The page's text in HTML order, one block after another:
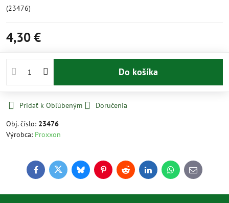
(23476)
4,30 €
Do košíka
Pridať k Obľúbeným
Doručenia
Obj. číslo: 23476
Výrobca: Proxxon
FacebookTwitterBlueskyPinterestReddit LinkedInWhatsApp
E-
mail